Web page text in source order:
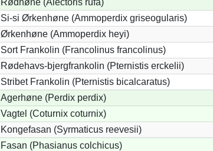
Si-si Ørkenhøne (Ammoperdix griseogularis)
Ørkenhøne (Ammoperdix heyi)
Sort Frankolin (Francolinus francolinus)
Rødehavs-bjergfrankolin (Pternistis erckelii)
Stribet Frankolin (Pternistis bicalcaratus)
Agerhøne (Perdix perdix)
Vagtel (Coturnix coturnix)
Kongefasan (Syrmaticus reevesii)
Fasan (Phasianus colchicus)